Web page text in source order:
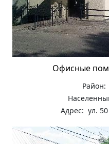
Офисные
Район:
Адрес: ул.